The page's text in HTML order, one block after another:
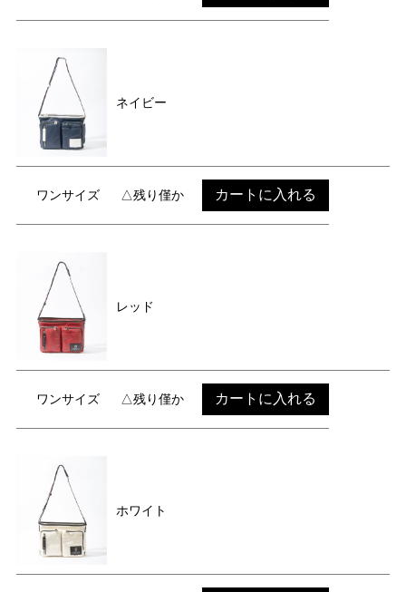
ネイビー
ワンサイズ △残り僅か カートに入れる
レッド
ワンサイズ △残り僅か カートに入れる
ホワイト